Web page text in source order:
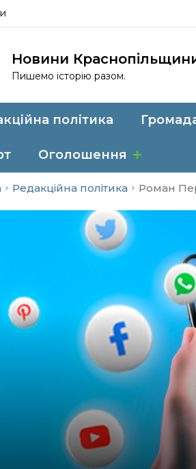
Новини
Пишемо історію разом.
політика
Оголошення
Редакційна політика Роман